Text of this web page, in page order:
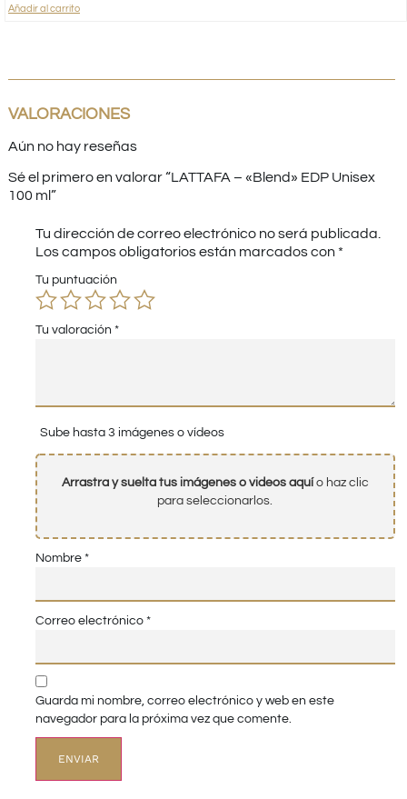
Añadir al carrito
VALORACIONES
Aún no hay reseñas
Sé el primero en valorar “LATTAFA – «Blend» EDP Unisex
100 ml”
Tu dirección de correo electrónico no será publicada.
Los campos obligatorios están marcados con *
Tu puntuación
Tu valoración *
Sube hasta 3 imágenes o vídeos
Arrastra y suelta tus imágenes o videos aquío haz clic
para seleccionarlos.
Nombre *
Correo electrónico *
Guarda mi nombre, correo electrónico y web en este
navegador para la próxima vez que comente.